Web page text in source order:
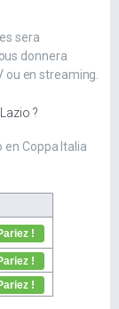
sera
donnera
en streaming.
?
en Coppa Italia